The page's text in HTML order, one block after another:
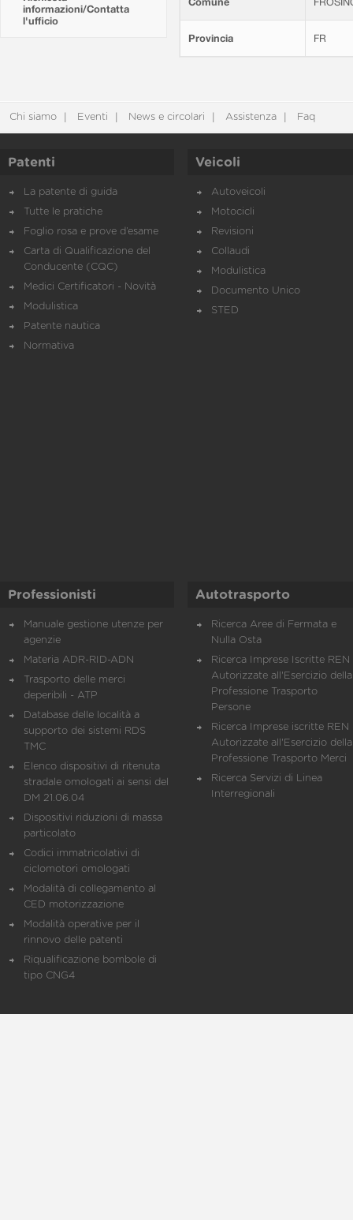
informazioni/Contatta
l'ufficio
Provincia FR
Chi siamo Eventi News e circolari Assistenza Faq
Patenti
La patente di guida
Tutte le pratiche
Foglio rosa e prove d’esame
Carta di Qualificazione del
Conducente (CQC)
Medici Certificatori - Novità
Modulistica
Patente nautica
Normativa
Veicoli
Autoveicoli
Motocicli
Revisioni
Collaudi
Modulistica
Documento Unico
STED
Professionisti
Manuale gestione utenze per
agenzie
Materia ADR-RID-ADN
Trasporto delle merci
deperibili - ATP
Database delle località a
supporto dei sistemi RDS
TMC
Elenco dispositivi di ritenuta
stradale omologati ai sensi del
DM 21.06.04
Dispositivi riduzioni di massa
particolato
Codici immatricolativi di
ciclomotori omologati
Modalità di collegamento al
CED motorizzazione
Modalità operative per il
rinnovo delle patenti
Riqualificazione bombole di
tipo CNG4
Autotrasporto
Ricerca Aree di Fermata e
Nulla Osta
Ricerca Imprese Iscritte REN
Autorizzate all'Esercizio della
Professione Trasporto
Persone
Ricerca Imprese iscritte REN
Autorizzate all'Esercizio della
Professione Trasporto Merci
Ricerca Servizi di Linea
Interregionali